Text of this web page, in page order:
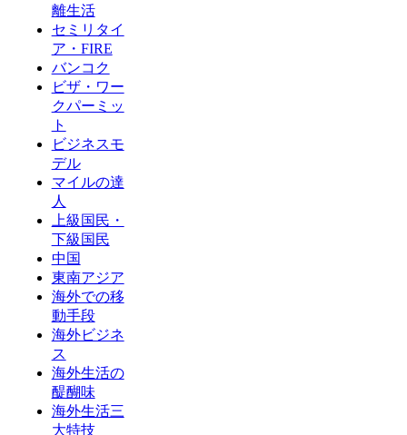
離生活
セミリタイ
ア・FIRE
バンコク
ビザ・ワー
クパーミッ
ト
ビジネスモ
デル
マイルの達
人
上級国民・
下級国民
中国
東南アジア
海外での移
動手段
海外ビジネ
ス
海外生活の
醍醐味
海外生活三
大特技